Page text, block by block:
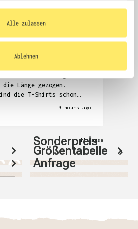
oder die sie im Rahmen
gesammelt haben.
Alle zulassen
Ablehnenzur Überprüfung der
Länge gezogen.
die T-Shirts schön
auch relativ teuer.
9 hours ago
Pause
Größentabelle
Sonderpreis
Anfrage